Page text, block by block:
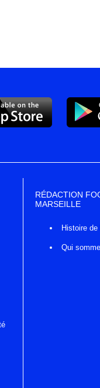
RÉDACTION
MARSEILLE
Histoire de
Qui